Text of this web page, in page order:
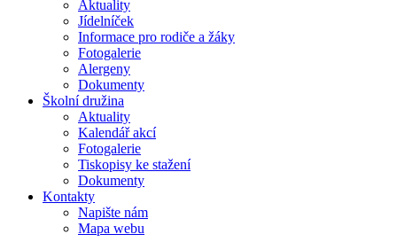
Aktuality
Jídelníček
Informace pro rodiče a žáky
Fotogalerie
Alergeny
Dokumenty
Školní družina
Aktuality
Kalendář akcí
Fotogalerie
Tiskopisy ke stažení
Dokumenty
Kontakty
Napište nám
Mapa webu